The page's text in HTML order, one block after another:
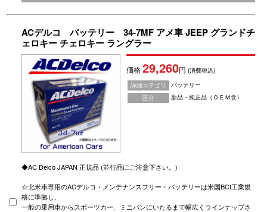
ACデルコ バッテリー 34-7MF アメ車 JEEP グランドチ
ェロキー チェロキー ラングラー
価格29,260円(消費税込)
詳細カテゴリ
バッテリー
区分
新品・純正品（ＯＥＭ含）
◆AC Delco JAPAN 正規品 (並行品にご注意下さい。)
☆北米車専用のACデルコ・メンテナンスフリー・バッテリーは米国BCI工業規
格に準拠し、
一般の乗用車からスポーツカー、ミニバンにいたるまで幅広くラインナップさ